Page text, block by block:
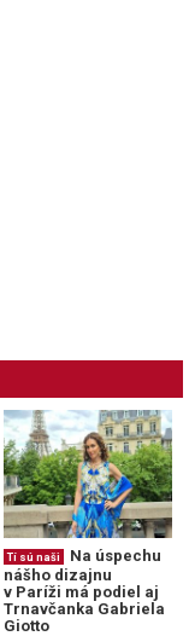
Tí sú naši
Na úspechu
nášho dizajnu
v Paríži má podiel aj
Trnavčanka Gabriela
Giotto